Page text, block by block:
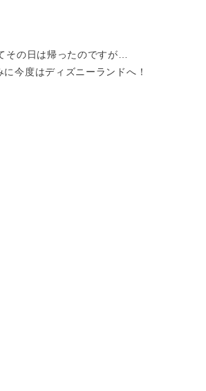
その日は帰ったのですが…
今度はディズニーランドへ！